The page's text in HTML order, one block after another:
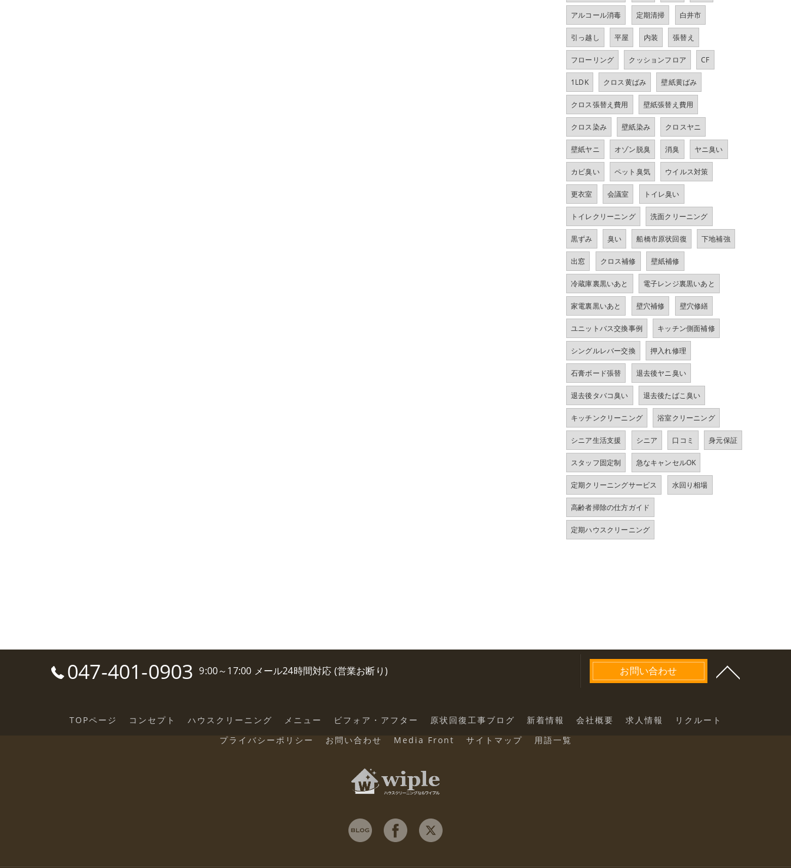
アルコール消毒 定期清掃 白井市
引っ越し 平屋 内装 張替え
フローリング クッションフロア CF
1LDK クロス黄ばみ 壁紙黄ばみ
クロス張替え費用 壁紙張替え費用
クロス染み 壁紙染み クロスヤニ
壁紙ヤニ オゾン脱臭 消臭 ヤニ臭い
カビ臭い ペット臭気 ウイルス対策
更衣室 会議室 トイレ臭い
トイレクリーニング 洗面クリーニング
黒ずみ 臭い 船橋市原状回復 下地補強
出窓 クロス補修 壁紙補修
冷蔵庫裏黒いあと 電子レンジ裏黒いあと
家電裏黒いあと 壁穴補修 壁穴修繕
ユニットバス交換事例 キッチン側面補修
シングルレバー交換 押入れ修理
石膏ボード張替 退去後ヤニ臭い
退去後タバコ臭い 退去後たばこ臭い
キッチンクリーニング 浴室クリーニング
シニア生活支援 シニア 口コミ 身元保証
スタッフ固定制 急なキャンセルOK
定期クリーニングサービス 水回り相場
高齢者掃除の仕方ガイド
定期ハウスクリーニング
047-401-0903 9:00～17:00 メール24時間対応 (営業お断り) お問い合わせ
TOPページ コンセプト ハウスクリーニング メニュー ビフォア・アフター 原状回復工事ブログ 新着情報 会社概要 求人情報
リクルート
プライバシーポリシー
お問い合わせ Media Front サイトマップ 用語一覧